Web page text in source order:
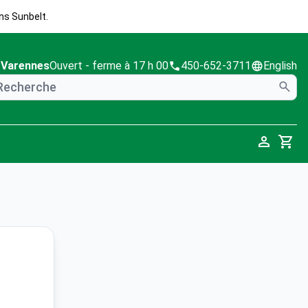
Sunbelt.
VarennesOuvert - ferme à 17 h 00 450-652-3711 English
Cart